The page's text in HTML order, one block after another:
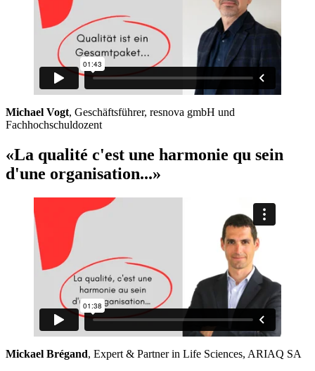
Michael Vogt, Geschäftsführer, resnova gmbH und
Fachhochschuldozent
«La qualité c'est une harmonie qu sein
d'une organisation...»
Mickael Brégand, Expert & Partner in Life Sciences, ARIAQ SA